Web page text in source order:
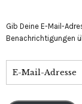
Gib Deine E-Mail-
Benachrichtigungen
Mail-